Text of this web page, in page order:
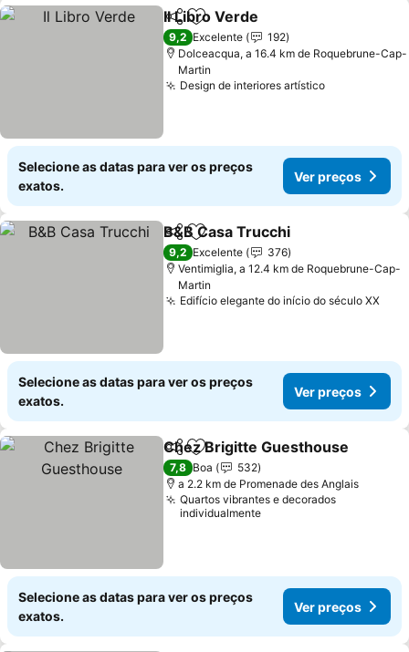
PartilharAdicionar aos favoritos
Il Libro Verde
9,2 Excelente
192
Dolceacqua, a 16.4 km de Roquebrune-Cap-
Martin
Design de interiores artísticoVer preços
Selecione as datas para ver os preços
exatos.
Ver preços
PartilharAdicionar aos favoritos
B&B Casa Trucchi
9,2 Excelente
376
Ventimiglia, a 12.4 km de Roquebrune-Cap-
Martin
Edifício elegante do início do século XXVer
Selecione as datas para ver os preços
exatos.
Ver preços
PartilharAdicionar aos favoritos
Chez Brigitte Guesthouse
7,8 Boa
532
a 2.2 km de Promenade des Anglais
Quartos vibrantes e decorados
individualmente
Selecione as datas para ver os preços
exatos.
Ver preços